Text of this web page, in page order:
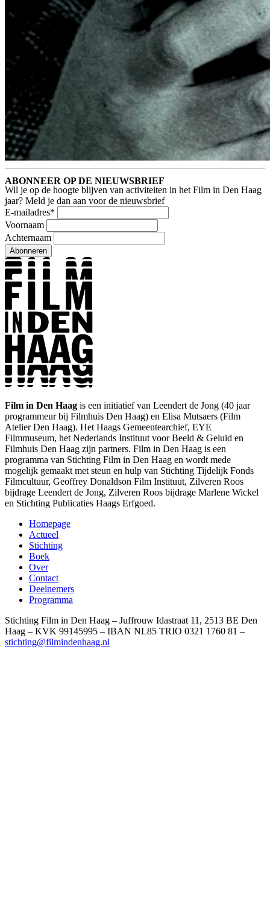
ABONNEER OP DE NIEUWSBRIEF
Wil je op de hoogte blijven van activiteiten in het Film in Den Haag
jaar? Meld je dan aan voor de nieuwsbrief
E-mailadres*
Voornaam
Achternaam
Abonneren
Film in Den Haag is een initiatief van Leendert de Jong (40 jaar
programmeur bij Filmhuis Den Haag) en Elisa Mutsaers (Film
Atelier Den Haag). Het Haags Gemeentearchief, EYE
Filmmuseum, het Nederlands Instituut voor Beeld & Geluid en
Filmhuis Den Haag zijn partners. Film in Den Haag is een
programma van Stichting Film in Den Haag en wordt mede
mogelijk gemaakt met steun en hulp van Stichting Tijdelijk Fonds
Filmcultuur, Geoffrey Donaldson Film Instituut, Zilveren Roos
bijdrage Leendert de Jong, Zilveren Roos bijdrage Marlene Wickel
en Stichting Publicaties Haags Erfgoed.
Homepage
Actueel
Stichting
Boek
Over
Contact
Deelnemers
Programma
Stichting Film in Den Haag – Juffrouw Idastraat 11, 2513 BE Den
Haag – KVK 99145995 – IBAN NL85 TRIO 0321 1760 81 –
stichting@filmindenhaag.nl